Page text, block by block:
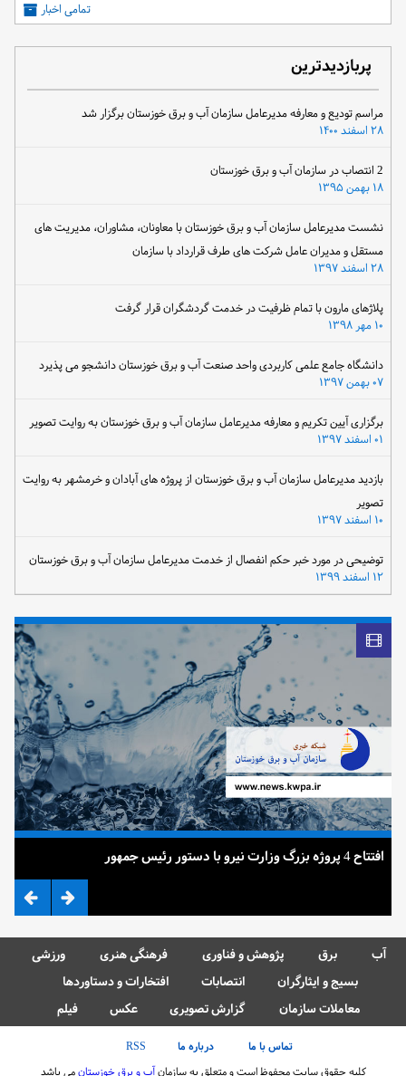
تمامی اخبار
پربازدیدترین
مراسم تودیع و معارفه مدیرعامل سازمان آب و برق خوزستان برگزار شد
نشست مدیرعامل سازمان آب و برق خوزستان با معاونان، مشاوران، مدیریت های
مستقل و مدیران عامل شرکت های طرف قرارداد با سازمان
پلاژهای مارون با تمام ظرفیت در خدمت گردشگران قرار گرفت
دانشگاه جامع علمی کاربردی واحد صنعت آب و برق خوزستان دانشجو می پذیرد
برگزاری آیین تکریم و معارفه مدیرعامل سازمان آب و برق خوزستان به روایت تصویر
بازدید مدیرعامل سازمان آب و برق خوزستان از پروژه های آبادان و خرمشهر به روایت
تصویر
توضیحی در مورد خبر حکم انفصال از خدمت مدیرعامل سازمان آب و برق خوزستان
افتتاح 4 پروژه بزرگ وزارت نیرو با دستور رئیس جمهور
آب برق پژوهش و فناوری فرهنگی هنری
ورزشی
بسیج و ایثارگران
انتصابات
افتخارات و دستاوردها
معاملات سازمان
گزارش تصویری عکس فیلم
تماس با ما درباره ما
RSS
کلیه حقوق سایت محفوظ است و متعلق به سازمانآب و برق خوزستانمی باشد